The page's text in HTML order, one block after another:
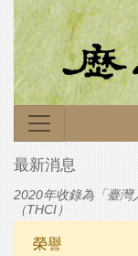
最新消息
2020年收錄為「臺灣
（THCI）
榮譽